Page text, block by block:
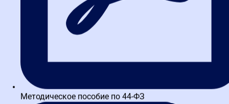
Методическое пособие по 44-ФЗ